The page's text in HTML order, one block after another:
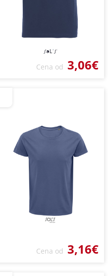
Cena od 3,06€
Cena od 3,16€